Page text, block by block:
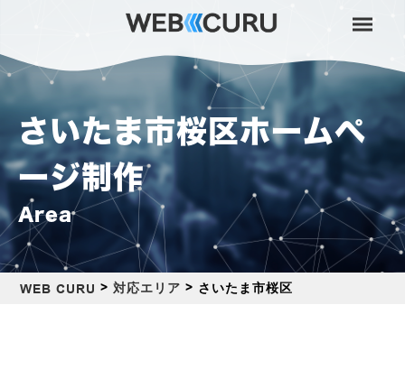
さいたま市桜区ホームペ
ージ制作
Area
WEB CURU >対応エリア > さいたま市桜区